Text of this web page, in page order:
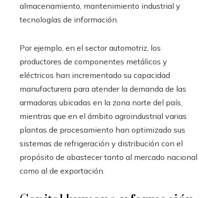
almacenamiento, mantenimiento industrial y
tecnologías de información.
Por ejemplo, en el sector automotriz, los
productores de componentes metálicos y
eléctricos han incrementado su capacidad
manufacturera para atender la demanda de las
armadoras ubicadas en la zona norte del país,
mientras que en el ámbito agroindustrial varias
plantas de procesamiento han optimizado sus
sistemas de refrigeración y distribución con el
propósito de abastecer tanto al mercado nacional
como al de exportación.